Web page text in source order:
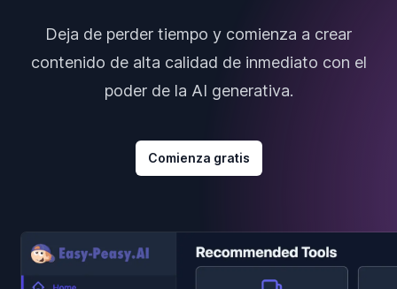
Deja de perder tiempo y comienza a crear
contenido de alta calidad de inmediato con el
poder de la AI generativa.
Comienza gratis